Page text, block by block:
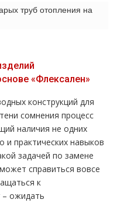
труб отопления на
«Флексален»
конструкций для
сомнения процесс
наличия не одних
и практических навыков
задачей по замене
справиться вовсе
к
– ожидать